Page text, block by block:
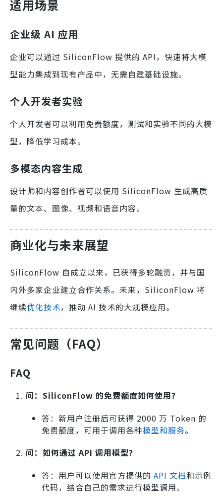
适用场景
企业级 AI 应用
企业可以通过 SiliconFlow 提供的 API，快速将大模
型能力集成到现有产品中，无需自建基础设施。
个人开发者实验
个人开发者可以利用免费额度，测试和实验不同的大模
型，降低学习成本。
多模态内容生成
设计师和内容创作者可以使用 SiliconFlow 生成高质
量的文本、图像、视频和语音内容。
商业化与未来展望
SiliconFlow 自成立以来，已获得多轮融资，并与国
内外多家企业建立合作关系。未来，SiliconFlow 将
继续优化技术，推动 AI 技术的大规模应用。
常见问题（FAQ）
FAQ
问：SiliconFlow 的免费额度如何使用？
答：新用户注册后可获得 2000 万 Token 的
免费额度，可用于调用各种模型和服务。
问：如何通过 API 调用模型？
答：用户可以使用官方提供的 API 文档和示例
代码，结合自己的需求进行模型调用。